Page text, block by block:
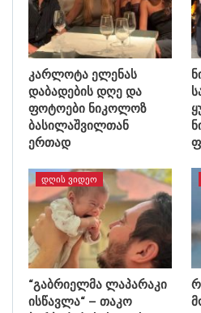
კარლოტა ელენას
დაბადების დღე და
ფოტოები ნიკოლოზ
ბასილაშვილთან
ერთად
ᲓᲦᲘᲡ ᲕᲘᲓᲔᲝ
“გაბრიელმა ლაპარაკი
ისწავლა“ – თაკო